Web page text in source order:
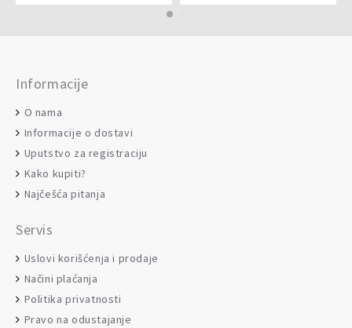
Informacije
O nama
Informacije o dostavi
Uputstvo za registraciju
Kako kupiti?
Najčešća pitanja
Servis
Uslovi korišćenja i prodaje
Načini plaćanja
Politika privatnosti
Pravo na odustajanje